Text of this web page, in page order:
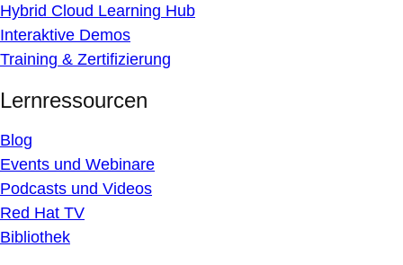
Hybrid Cloud Learning Hub
Interaktive Demos
Training & Zertifizierung
Lernressourcen
Blog
Events und Webinare
Podcasts und Videos
Red Hat TV
Bibliothek